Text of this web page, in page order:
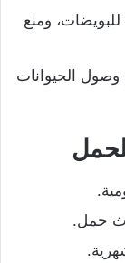
ومنع
الحيوانات
حمل.